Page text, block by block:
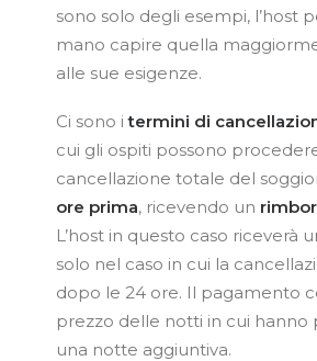
sono solo degli esempi, l’host
mano capire quella
alle sue esigenze.
Ci sono itermini di
cui gli ospiti possono
cancellazione totale del
ore prima, ricevendo un
L’host in questo caso riceverà
solo nel caso in cui la
dopo le 24 ore. Il pagamento
prezzo delle notti in cui
una notte aggiuntiva.